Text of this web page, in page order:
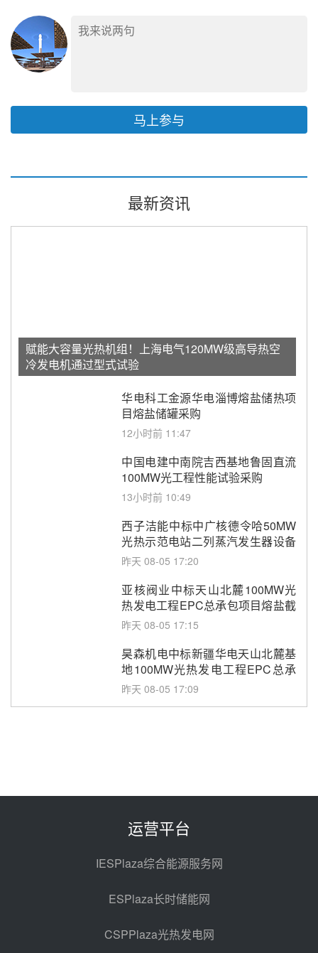
马上参与
最新资讯
赋能大容量光热机组！上海电气120MW级高导热空
冷发电机通过型式试验
华电科工金源华电淄博熔盐储热项
目熔盐储罐采购
12小时前 11:47
中国电建中南院吉西基地鲁固直流
100MW光工程性能试验采购
13小时前 10:49
西子洁能中标中广核德令哈50MW
光热示范电站二列蒸汽发生器设备
采购
昨天 08-05 17:20
亚核阀业中标天山北麓100MW光
热发电工程EPC总承包项目熔盐截
止阀、熔盐三偏心蝶阀采购
昨天 08-05 17:15
昊森机电中标新疆华电天山北麓基
地100MW光热发电工程EPC总承
包项目熔盐介质超声波流量计采购
昨天 08-05 17:09
电机组灵活性改造项目三元液态盐
2026-2029年熔盐介质框架协议
中能建华中试研院中标重能新疆
100MW光热项目机组调试及性能
试验
昨天 08-05 10:41
运营平台
IESPlaza综合能源服务网
ESPlaza长时储能网
CSPPlaza光热发电网